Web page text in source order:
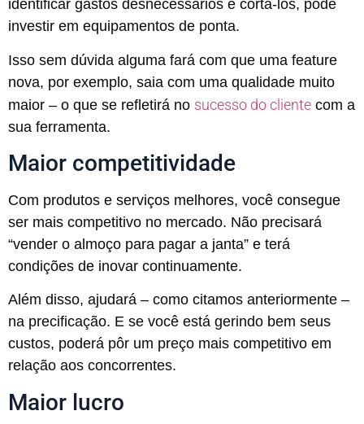
identificar gastos desnecessários e cortá-los, pode
investir em equipamentos de ponta.
Isso sem dúvida alguma fará com que uma feature
nova, por exemplo, saia com uma qualidade muito
maior – o que se refletirá no sucesso do cliente com a
sua ferramenta.
Maior competitividade
Com produtos e serviços melhores, você consegue
ser mais competitivo no mercado. Não precisará
“vender o almoço para pagar a janta” e terá
condições de inovar continuamente.
Além disso, ajudará – como citamos anteriormente –
na precificação. E se você está gerindo bem seus
custos, poderá pôr um preço mais competitivo em
relação aos concorrentes.
Maior lucro